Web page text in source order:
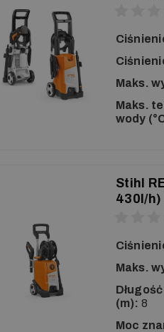
Maks.
Maks.
wody
Stihl
430l/
Maks.
(m): 8
Moc